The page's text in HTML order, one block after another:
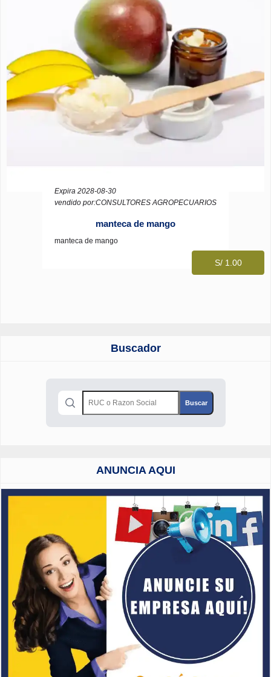
Expira 2028-08-30
vendido por:CONSULTORES AGROPECUARIOS
manteca de mango
manteca de mango
S/ 1.00
Buscador
ANUNCIA AQUI